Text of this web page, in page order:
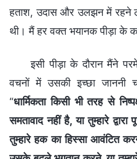
हताश, उदास और उलझन में रहने
थी। मैं हर वक्त भयानक पीड़ा के
इसी पीड़ा के दौरान मैंने
वचनों में उसकी इच्छा
“धार्मिकता किसी भी तरह से
समतावाद नहीं है, या तुम्‍हारे
तुम्‍हारे हक का हिस्‍सा आवंटित